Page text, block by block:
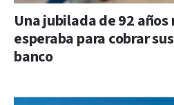
Una jubilada de 92
esperaba para cobrar
banco